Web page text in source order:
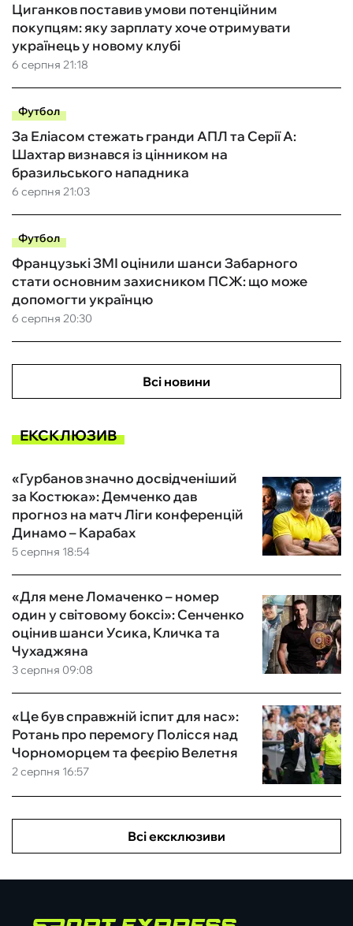
6 серпня 21:18
Циганков поставив умови потенційним
покупцям: яку зарплату хоче отримувати
українець у новому клубі
Футбол
6 серпня 21:03
За Еліасом стежать гранди АПЛ та Серії А:
Шахтар визнався із цінником на
бразильського нападника
Футбол
6 серпня 20:30
Французькі ЗМІ оцінили шанси Забарного
стати основним захисником ПСЖ: що може
допомогти українцю
Всі новини
ЕКСКЛЮЗИВ
5 серпня 18:54
«Гурбанов значно досвідченіший
за Костюка»: Демченко дав
прогноз на матч Ліги конференцій
Динамо – Карабах
3 серпня 09:08
«Для мене Ломаченко – номер
один у світовому боксі»: Сенченко
оцінив шанси Усика, Кличка та
Чухаджяна
2 серпня 16:57
«Це був справжній іспит для нас»:
Ротань про перемогу Полісся над
Чорноморцем та феєрію Велетня
Всі ексклюзиви